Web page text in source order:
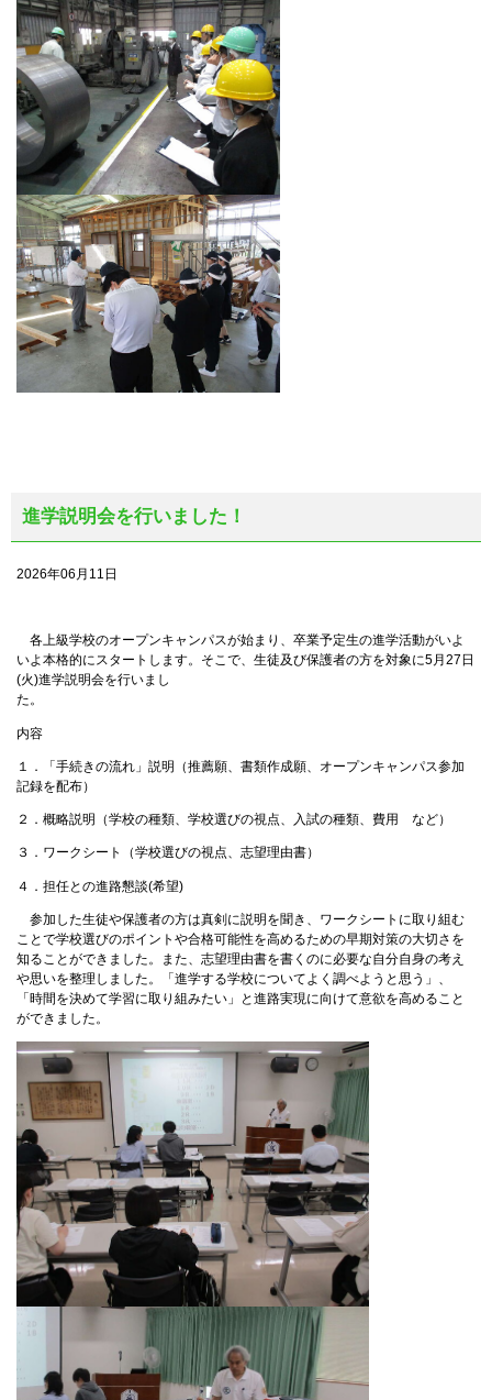
進学説明会を行いました！
2026年06月11日
各上級学校のオープンキャンパスが始まり、卒業予定生の進学活動がいよ
いよ本格的にスタートします。そこで、生徒及び保護者の方を対象に5月27日
(火)進学説明会を行いまし
た。
内容
１．「手続きの流れ」説明（推薦願、書類作成願、オープンキャンパス参加
記録を配布）
２．概略説明（学校の種類、学校選びの視点、入試の種類、費用 など）
３．ワークシート（学校選びの視点、志望理由書）
４．担任との進路懇談(希望)
参加した生徒や保護者の方は真剣に説明を聞き、ワークシートに取り組む
ことで学校選びのポイントや合格可能性を高めるための早期対策の大切さを
知ることができました。また、志望理由書を書くのに必要な自分自身の考え
や思いを整理しました。「進学する学校についてよく調べようと思う」、
「時間を決めて学習に取り組みたい」と進路実現に向けて意欲を高めること
ができました。